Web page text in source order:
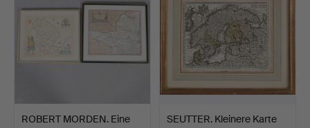
ROBERT MORDEN. Eine
SEUTTER. Kleinere Karte